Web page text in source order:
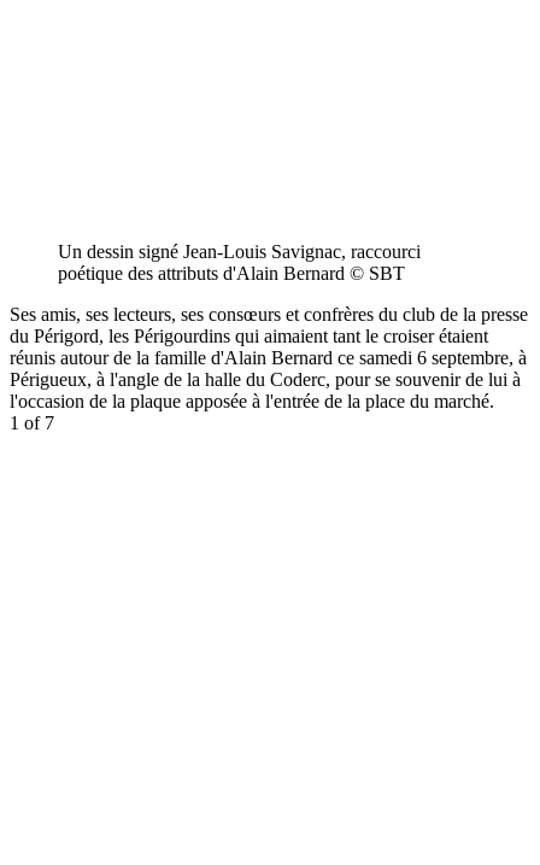
Un dessin signé Jean-Louis Savignac, raccourci
poétique des attributs d'Alain Bernard © SBT
Ses amis, ses lecteurs, ses consœurs et confrères du club de la presse
du Périgord, les Périgourdins qui aimaient tant le croiser étaient
réunis autour de la famille d'Alain Bernard ce samedi 6 septembre, à
Périgueux, à l'angle de la halle du Coderc, pour se souvenir de lui à
l'occasion de la plaque apposée à l'entrée de la place du marché.
1 of 7